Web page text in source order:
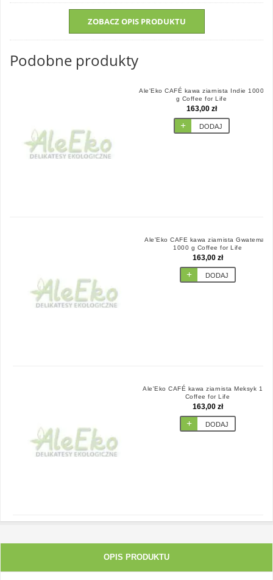
ZOBACZ OPIS PRODUKTU
Podobne produkty
Ale'Eko CAFÉ kawa ziarnista Indie 1000
g Coffee for Life
163,00 zł
DODAJ
Ale'Eko CAFE kawa ziarnista Gwatemala
1000 g Coffee for Life
163,00 zł
DODAJ
Ale'Eko CAFÉ kawa ziarnista Meksyk 1 kg
Coffee for Life
163,00 zł
DODAJ
OPIS PRODUKTU